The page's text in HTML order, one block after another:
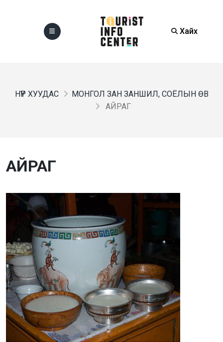
Хайх
НҮҮР ХУУДАС
МОНГОЛ ЗАН ЗАНШИЛ, СОЁЛЫН ӨВ
АЙРАГ
АЙРАГ